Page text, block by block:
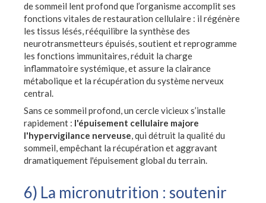
de sommeil lent profond que l’organisme accomplit ses
fonctions vitales de restauration cellulaire : il régénère
les tissus lésés, rééquilibre la synthèse des
neurotransmetteurs épuisés, soutient et reprogramme
les fonctions immunitaires, réduit la charge
inflammatoire systémique, et assure la clairance
métabolique et la récupération du système nerveux
central.
Sans ce sommeil profond, un cercle vicieux s’installe
rapidement : l'épuisement cellulaire majore
l'hypervigilance nerveuse, qui détruit la qualité du
sommeil, empêchant la récupération et aggravant
dramatiquement l'épuisement global du terrain.
6) La micronutrition : soutenir